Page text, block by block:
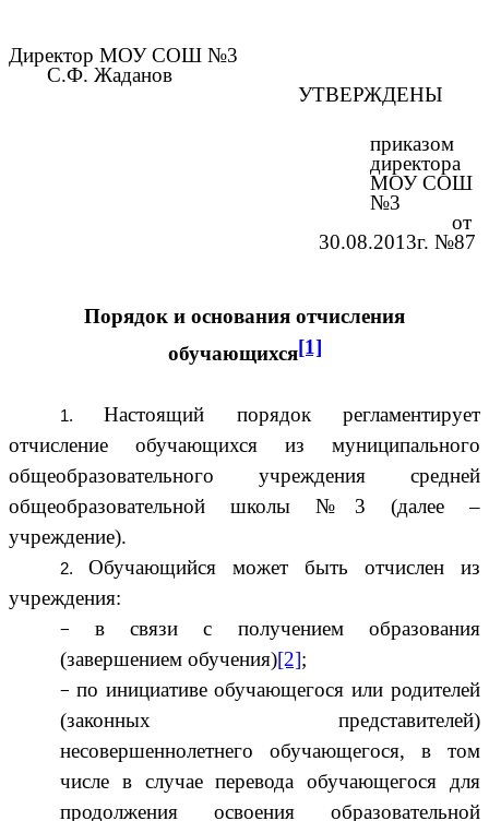
Директор МОУ СОШ №3
С.Ф. Жаданов
УТВЕРЖДЕНЫ
приказом
директора
МОУ СОШ
№3
от
30.08.2013г. №87
Порядок и основания отчисления
обучающихся[1]
Настоящий порядок регламентирует
отчисление обучающихся из муниципального
общеобразовательного учреждения средней
общеобразовательной школы №3 (далее –
учреждение).
Обучающийся может быть отчислен из
учреждения:
в связи с получением образования
(завершением обучения)[2];
по инициативе обучающегося или родителей
(законных представителей)
несовершеннолетнего обучающегося, в том
числе в случае перевода обучающегося для
продолжения освоения образовательной